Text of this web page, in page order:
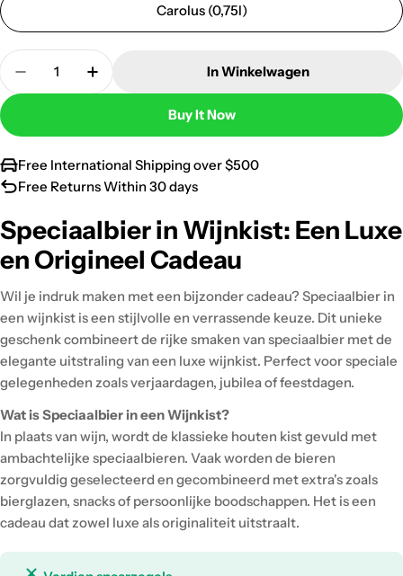
Carolus (0,75l)
Quantity
Decrease Quantity For Speciaalbier In Wijnkist
Increase Quantity For Speciaalbier In
In Winkelwagen
Buy It Now
Free International Shipping over $500
Free Returns Within 30 days
Speciaalbier in Wijnkist: Een Luxe
en Origineel Cadeau
Wil je indruk maken met een bijzonder cadeau? Speciaalbier in
een wijnkist is een stijlvolle en verrassende keuze. Dit unieke
geschenk combineert de rijke smaken van speciaalbier met de
elegante uitstraling van een luxe wijnkist. Perfect voor speciale
gelegenheden zoals verjaardagen, jubilea of feestdagen.
Wat is Speciaalbier in een Wijnkist?
In plaats van wijn, wordt de klassieke houten kist gevuld met
ambachtelijke speciaalbieren. Vaak worden de bieren
zorgvuldig geselecteerd en gecombineerd met extra's zoals
bierglazen, snacks of persoonlijke boodschappen. Het is een
cadeau dat zowel luxe als originaliteit uitstraalt.